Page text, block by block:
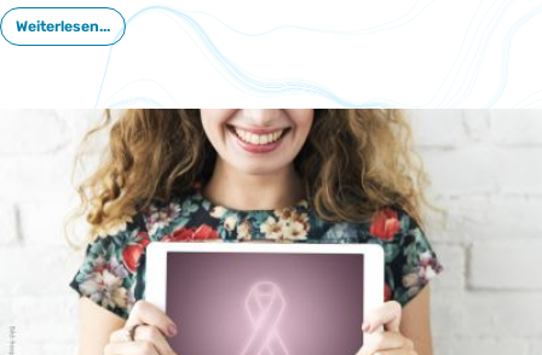
allem Veganer auf ihre B12-Versorgung achten.
Weiterlesen...